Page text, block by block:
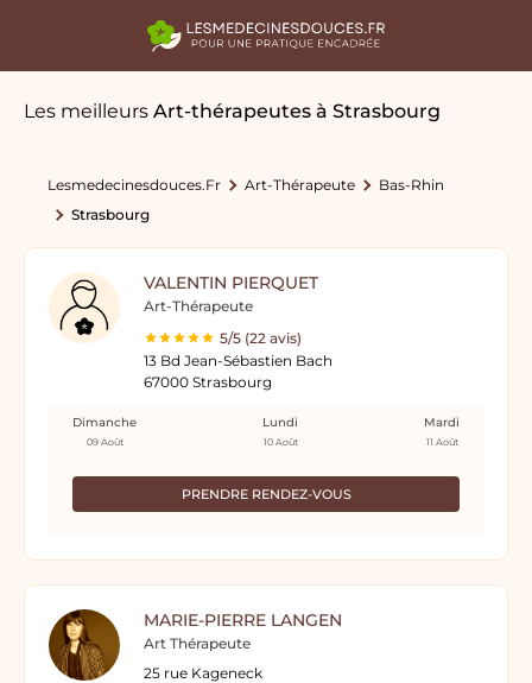
Les meilleurs Art-thérapeutes à Strasbourg
Lesmedecinesdouces.fr Art-Thérapeute
Bas-Rhin
Strasbourg
VALENTIN PIERQUET
Art-Thérapeute
5/5 (22 avis)
13 Bd Jean-Sébastien Bach
67000 Strasbourg
PRENDRE RENDEZ-VOUS
Dimanche
09 Août
Lundi
10 Août
Mardi
11 Août
MARIE-PIERRE LANGEN
Art Thérapeute
25 rue Kageneck